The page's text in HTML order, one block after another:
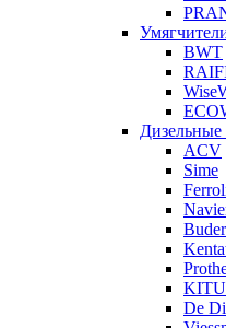
BWT
Дизельные
ACV
Sime
De